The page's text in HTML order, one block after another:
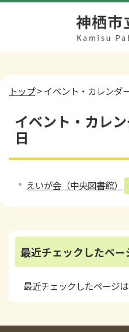
トップ> イベント・カレンダ
イベント・カレ
日
えいが会（中央図書館）
最近チェックしたペー
最近チェックしたページは